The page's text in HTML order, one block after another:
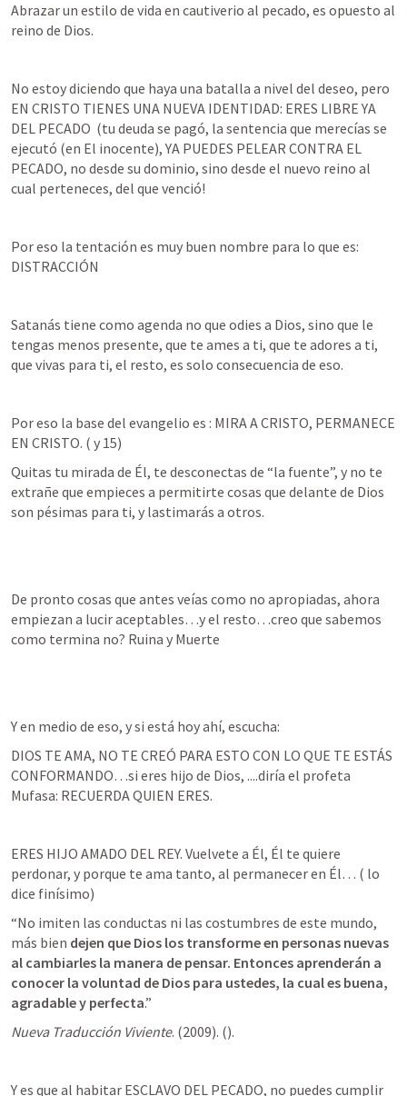
Abrazar un estilo de vida en cautiverio al pecado, es opuesto al
reino de Dios.
No estoy diciendo que haya una batalla a nivel del deseo, pero
EN CRISTO TIENES UNA NUEVA IDENTIDAD: ERES LIBRE YA
DEL PECADO  (tu deuda se pagó, la sentencia que merecías se
ejecutó (en El inocente), YA PUEDES PELEAR CONTRA EL
PECADO, no desde su dominio, sino desde el nuevo reino al
cual perteneces, del que venció!
Por eso la tentación es muy buen nombre para lo que es:
DISTRACCIÓN
Satanás tiene como agenda no que odies a Dios, sino que le
tengas menos presente, que te ames a ti, que te adores a ti,
que vivas para ti, el resto, es solo consecuencia de eso.
Por eso la base del evangelio es : MIRA A CRISTO, PERMANECE
EN CRISTO. ( y 15)
Quitas tu mirada de Él, te desconectas de “la fuente”, y no te
extrañe que empieces a permitirte cosas que delante de Dios
son pésimas para ti, y lastimarás a otros.
De pronto cosas que antes veías como no apropiadas, ahora
empiezan a lucir aceptables…y el resto…creo que sabemos
como termina no? Ruina y Muerte
Y en medio de eso, y si está hoy ahí, escucha:
DIOS TE AMA, NO TE CREÓ PARA ESTO CON LO QUE TE ESTÁS
CONFORMANDO…si eres hijo de Dios, ....diría el profeta
Mufasa: RECUERDA QUIEN ERES.
ERES HIJO AMADO DEL REY. Vuelvete a Él, Él te quiere
perdonar, y porque te ama tanto, al permanecer en Él… ( lo
dice finísimo)
“No imiten las conductas ni las costumbres de este mundo,
más bien dejen que Dios los transforme en personas nuevas
al cambiarles la manera de pensar. Entonces aprenderán a
conocer la voluntad de Dios para ustedes, la cual es buena,
agradable y perfecta.”
Nueva Traducción Viviente. (2009). ().
Y es que al habitar ESCLAVO DEL PECADO, no puedes cumplir